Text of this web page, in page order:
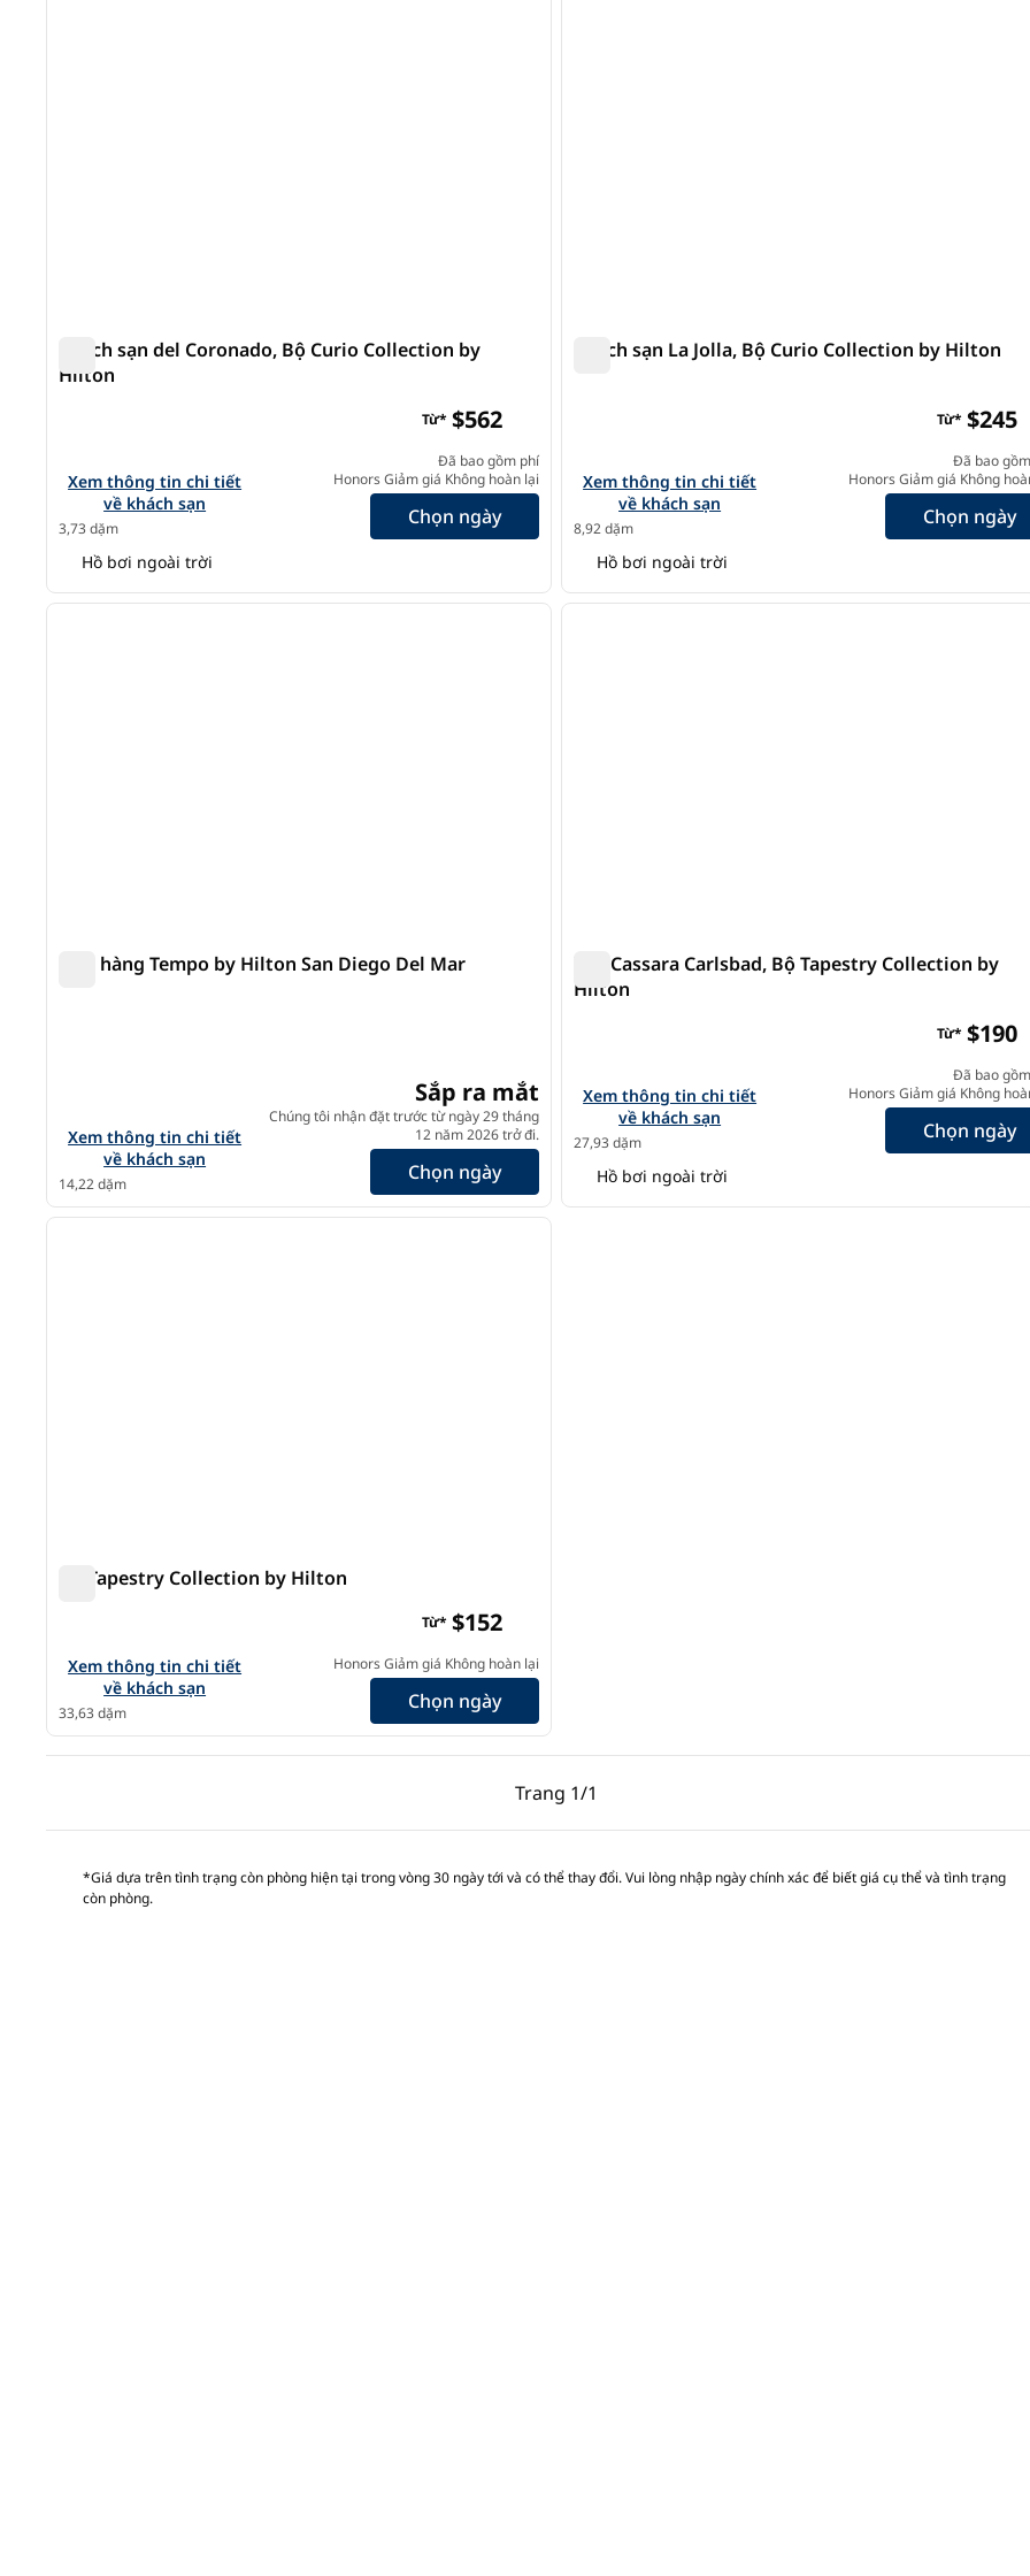
Khách sạn del Coronado, Bộ Curio Collection by
Hilton
Xem chi tiết khách sạn cho Hotel del Coronado, Curio Collection by Hilton
Xem thông tin chi tiết
về khách sạn
3,73 dặm
Từ* $562
Đã bao gồm phí
Honors Giảm giá Không hoàn lại
Chọn ngày
Hồ bơi ngoài trời
Khách sạn La Jolla, Bộ Curio Collection by Hilton
Xem chi tiết khách sạn cho Hotel La Jolla, Curio
Xem thông tin chi tiết
về khách sạn
8,92 dặm
Từ* $245
Đã bao
Honors Giảm giá Không
Chọn ngày
Hồ bơi ngoài trời
1/7
1/7
ảnh sau
Nhà hàng Tempo by Hilton San Diego Del Mar
Xem chi tiết khách sạn Tempo by Hilton San Diego Del Mar
Xem thông tin chi tiết
về khách sạn
14,22 dặm
Sắp ra mắt
Chúng tôi nhận đặt trước từ ngày 29 tháng
12 năm 2026 trở đi.
Chọn ngày
1
1/12
The Cassara Carlsbad, Bộ Tapestry Collection by
Hilton
Xem chi tiết khách sạn cho The Cassara Carlsbad,
Xem thông tin chi tiết
về khách sạn
27,93 dặm
Từ* $190
Đã bao
Honors Giảm giá Không
Chọn ngày
Hồ bơi ngoài trời
1/12
1/12
ảnh sau
Bộ Tapestry Collection by Hilton
Xem chi tiết khách sạn The Fin Hotel, Tapestry Collection by Hilton
Xem thông tin chi tiết
về khách sạn
33,63 dặm
Từ* $152
Honors Giảm giá Không hoàn lại
Chọn ngày
Trang 1/1
Trang trước, 1/1
Trang 1/1
*Giá dựa trên tình trạng còn phòng hiện tại trong vòng 30 ngày tới và có thể thay đổi. Vui lòng nhập ngày chính xác để biết giá cụ thể và tình trạng
còn phòng.